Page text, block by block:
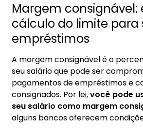
Margem consignável:
cálculo do limite para
empréstimos
A margem consignável é o
seu salário que pode ser
pagamentos de empréstimos e
consignados. Por lei,você pode
seu salário como margem
alguns bancos oferecem